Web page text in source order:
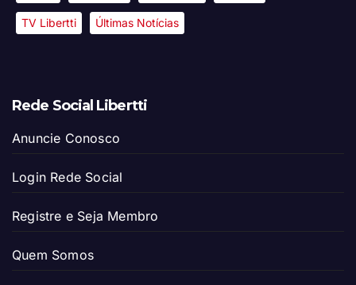
TV Libertti Últimas Notícias
Rede Social Libertti
Anuncie Conosco
Login Rede Social
Registre e Seja Membro
Quem Somos